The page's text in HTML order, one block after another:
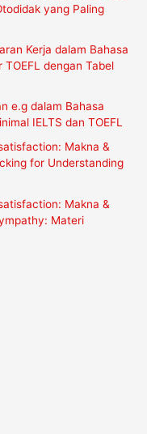
yang Paling
Kerja dalam Bahasa
dengan Tabel
e.g dalam Bahasa
IELTS dan TOEFL
Makna &
for Understanding
Makna &
Materi